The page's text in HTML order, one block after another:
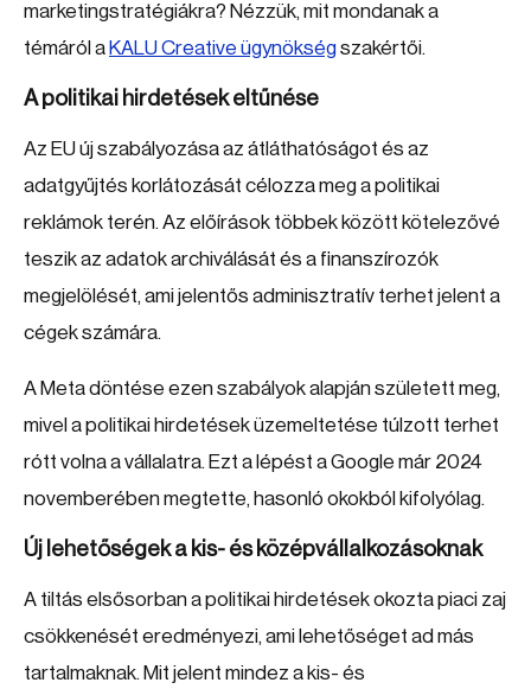
marketingstratégiákra? Nézzük, mit mondanak a
témáról a KALU Creative ügynökségszakértői.
A politikai hirdetések eltűnése
Az EU új szabályozása az átláthatóságot és az
adatgyűjtés korlátozását célozza meg a politikai
reklámok terén. Az előírások többek között kötelezővé
teszik az adatok archiválását és a finanszírozók
megjelölését, ami jelentős adminisztratív terhet jelent a
cégek számára.
A Meta döntése ezen szabályok alapján született meg,
mivel a politikai hirdetések üzemeltetése túlzott terhet
rótt volna a vállalatra. Ezt a lépést a Google már 2024
novemberében megtette, hasonló okokból kifolyólag.
Új lehetőségek a kis- és középvállalkozásoknak
A tiltás elsősorban a politikai hirdetések okozta piaci zaj
csökkenését eredményezi, ami lehetőséget ad más
tartalmaknak. Mit jelent mindez a kis- és